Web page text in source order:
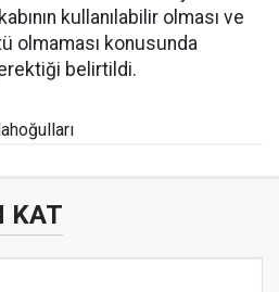
kullanılabilir olması ve
olmaması konusunda
belirtildi.
KAT